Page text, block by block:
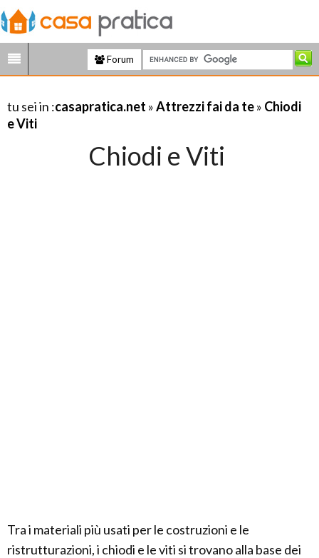
Forum
tu sei in :casapratica.net »Attrezzi fai da te» Chiodi
e Viti
Chiodi e Viti
Tra i materiali più usati per le costruzioni e le
ristrutturazioni, i chiodi e le viti si trovano alla base dei